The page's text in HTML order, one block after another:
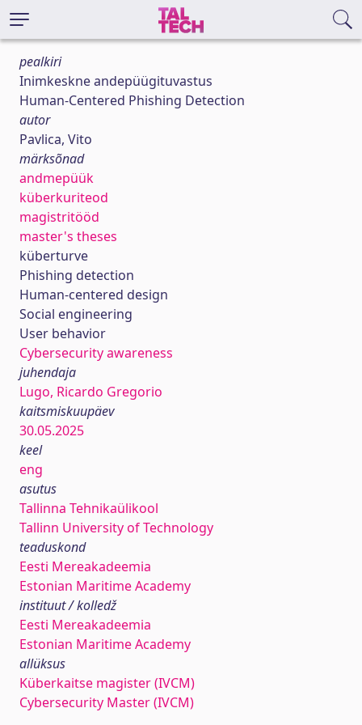
pealkiri
Inimkeskne andepüügituvastus
Human-Centered Phishing Detection
autor
Pavlica, Vito
märksõnad
andmepüük
küberkuriteod
magistritööd
master's theses
küber­turve
Phishing detection
Human-centered design
Social engineering
User behavior
Cybersecurity awareness
juhendaja
Lugo, Ricardo Gregorio
kaitsmiskuupäev
30.05.2025
keel
eng
asutus
Tallinna Tehnikaülikool
Tallinn University of Technology
teaduskond
Eesti Mereakadeemia
Estonian Maritime Academy
instituut / kolledž
Eesti Mereakadeemia
Estonian Maritime Academy
allüksus
Küberkaitse magister (IVCM)
Cybersecurity Master (IVCM)